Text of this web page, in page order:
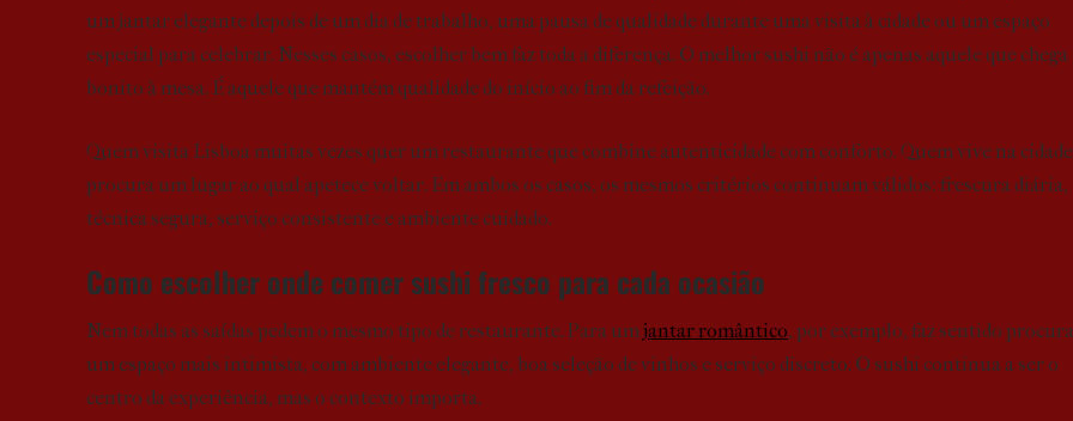
um jantar elegante depois de um dia de trabalho, uma pausa de qualidade durante uma visita à cidade ou um espaço
especial para celebrar. Nesses casos, escolher bem faz toda a diferença. O melhor sushi não é apenas aquele que chega
bonito à mesa. É aquele que mantém qualidade do início ao fim da refeição.
Quem visita Lisboa muitas vezes quer um restaurante que combine autenticidade com conforto. Quem vive na cidade
procura um lugar ao qual apetece voltar. Em ambos os casos, os mesmos critérios continuam válidos: frescura diária,
técnica segura, serviço consistente e ambiente cuidado.
Como escolher onde comer sushi fresco para cada ocasião
Nem todas as saídas pedem o mesmo tipo de restaurante. Para um jantar romântico, por exemplo, faz sentido
um espaço mais intimista, com ambiente elegante, boa seleção de vinhos e serviço discreto. O sushi continua a ser o
centro da experiência, mas o contexto importa.